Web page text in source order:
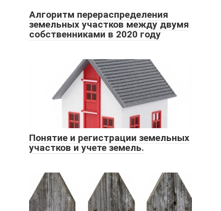
Алгоритм перераспределения
земельных участков между двумя
собственниками в 2020 году
Понятие и регистрации земельных
участков и учете земель.